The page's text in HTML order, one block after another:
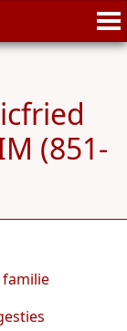
(851-